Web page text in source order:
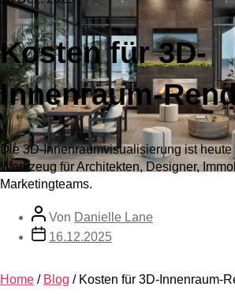
Kosten für 3D-
Innenraum-
Die 3D-Innenraumvisualisierung ist
Werkzeug für Architekten, Designer,
Marketingteams.
Von Danielle Lane
16.12.2025
Home / Blog / Kosten für 3D-Innenraum-